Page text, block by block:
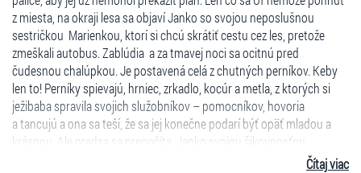
z miesta, na okraji lesa sa objaví Janko so svojou neposlušnou
sestričkou Marienkou, ktorí si chcú skrátiť cestu cez les, pretože
zmeškali autobus. Zablúdia a za tmavej noci sa ocitnú pred
čudesnou chalúpkou. Je postavená celá z chutných perníkov. Keby
len to! Perníky spievajú, hrniec, zrkadlo, kocúr a metla, z ktorých si
ježibaba spravila svojich služobníkov – pomocníkov, hovoria
a tancujú a ona sa teší, že sa jej konečne podarí býť opäť mladou a
krásnou. Ale predsa sa prepočíta. Janko svojou šikovnosťou
a odvahou s pomocou detí a škriatka Ufa jej prekazí plány, zloČítaj viac